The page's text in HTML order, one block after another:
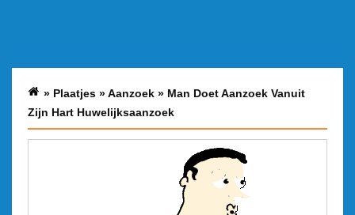
» Plaatjes »Aanzoek » Man Doet Aanzoek Vanuit
Zijn Hart Huwelijksaanzoek